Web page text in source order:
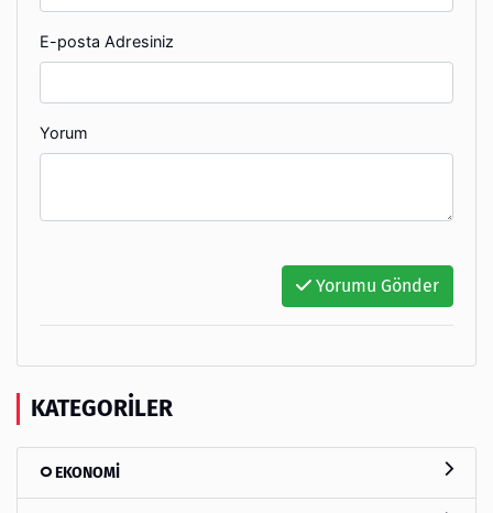
E-posta Adresiniz
Yorum
Yorumu Gönder
KATEGORILER
EKONOMİ